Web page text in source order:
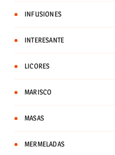
INFUSIONES
INTERESANTE
LICORES
MARISCO
MASAS
MERMELADAS